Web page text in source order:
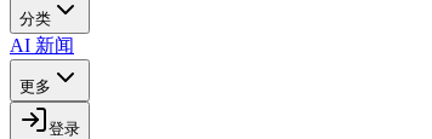
分类
AI 新闻
更多
登录